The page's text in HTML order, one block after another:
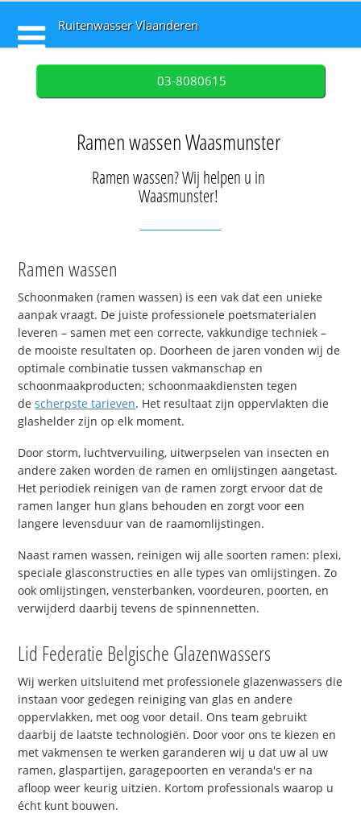
Ruitenwasser Vlaanderen
03-8080615
Ramen wassen Waasmunster
Ramen wassen? Wij helpen u in
Waasmunster!
Ramen wassen
Schoonmaken (ramen wassen) is een vak dat een unieke
aanpak vraagt. De juiste professionele poetsmaterialen
leveren – samen met een correcte, vakkundige techniek –
de mooiste resultaten op. Doorheen de jaren vonden wij de
optimale combinatie tussen vakmanschap en
schoonmaakproducten; schoonmaakdiensten tegen
descherpste tarieven. Het resultaat zijn oppervlakten die
glashelder zijn op elk moment.
Door storm, luchtvervuiling, uitwerpselen van insecten en
andere zaken worden de ramen en omlijstingen aangetast.
Het periodiek reinigen van de ramen zorgt ervoor dat de
ramen langer hun glans behouden en zorgt voor een
langere levensduur van de raamomlijstingen.
Naast ramen wassen, reinigen wij alle soorten ramen: plexi,
speciale glasconstructies en alle types van omlijstingen. Zo
ook omlijstingen, vensterbanken, voordeuren, poorten, en
verwijderd daarbij tevens de spinnennetten.
Lid Federatie Belgische Glazenwassers
Wij werken uitsluitend met professionele glazenwassers die
instaan voor gedegen reiniging van glas en andere
oppervlakken, met oog voor detail. Ons team gebruikt
daarbij de laatste technologiën. Door voor ons te kiezen en
met vakmensen te werken garanderen wij u dat uw al uw
ramen, glaspartijen, garagepoorten en veranda's er na
afloop weer keurig uitzien. Kortom professionals waarop u
écht kunt bouwen.